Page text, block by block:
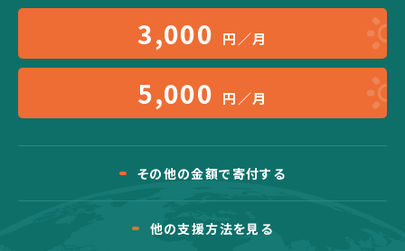
3,000 円／月
5,000 円／月
その他の金額で寄付する
他の支援方法を見る